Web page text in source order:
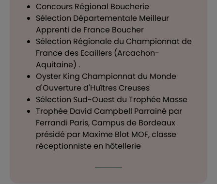
Concours Régional Boucherie
Sélection Départementale Meilleur
Apprenti de France Boucher
Sélection Régionale du Championnat de
France des Ecaillers (Arcachon-
Aquitaine) .
Oyster King Championnat du Monde
d'Ouverture d'Huîtres Creuses
Sélection Sud-Ouest du Trophée Masse
Trophée David Campbell Parrainé par
Ferrandi Paris, Campus de Bordeaux
présidé par Maxime Blot MOF, classe
réceptionniste en hôtellerie